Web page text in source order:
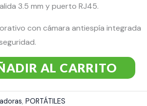
3.5 mm y puerto RJ45.
con cámara antiespía integrada
AL CARRITO
,PORTÁTILES